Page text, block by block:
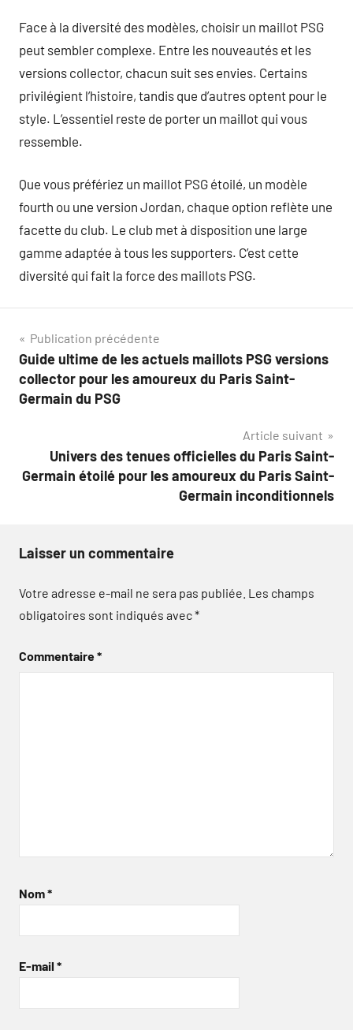
Face à la diversité des modèles, choisir un maillot PSG
peut sembler complexe. Entre les nouveautés et les
versions collector, chacun suit ses envies. Certains
privilégient l’histoire, tandis que d’autres optent pour le
style. L’essentiel reste de porter un maillot qui vous
ressemble.
Que vous préfériez un maillot PSG étoilé, un modèle
fourth ou une version Jordan, chaque option reflète une
facette du club. Le club met à disposition une large
gamme adaptée à tous les supporters. C’est cette
diversité qui fait la force des maillots PSG.
Navigation
de
l’article
Publication précédente
Guide ultime de les actuels maillots PSG versions
collector pour les amoureux du Paris Saint-
Germain du PSG
Article suivant
Univers des tenues officielles du Paris Saint-
Germain étoilé pour les amoureux du Paris Saint-
Germain inconditionnels
Laisser un commentaire
Votre adresse e-mail ne sera pas publiée. Les champs
obligatoires sont indiqués avec*
Commentaire*
Nom*
E-mail *